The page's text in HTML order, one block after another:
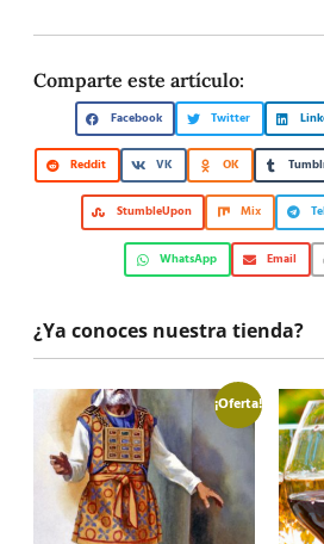
Comparte este artículo:
Facebook Twitter
Reddit VK OK
StumbleUpon Mix
WhatsApp Email
¿Ya conoces nuestra tienda?
¡Oferta!